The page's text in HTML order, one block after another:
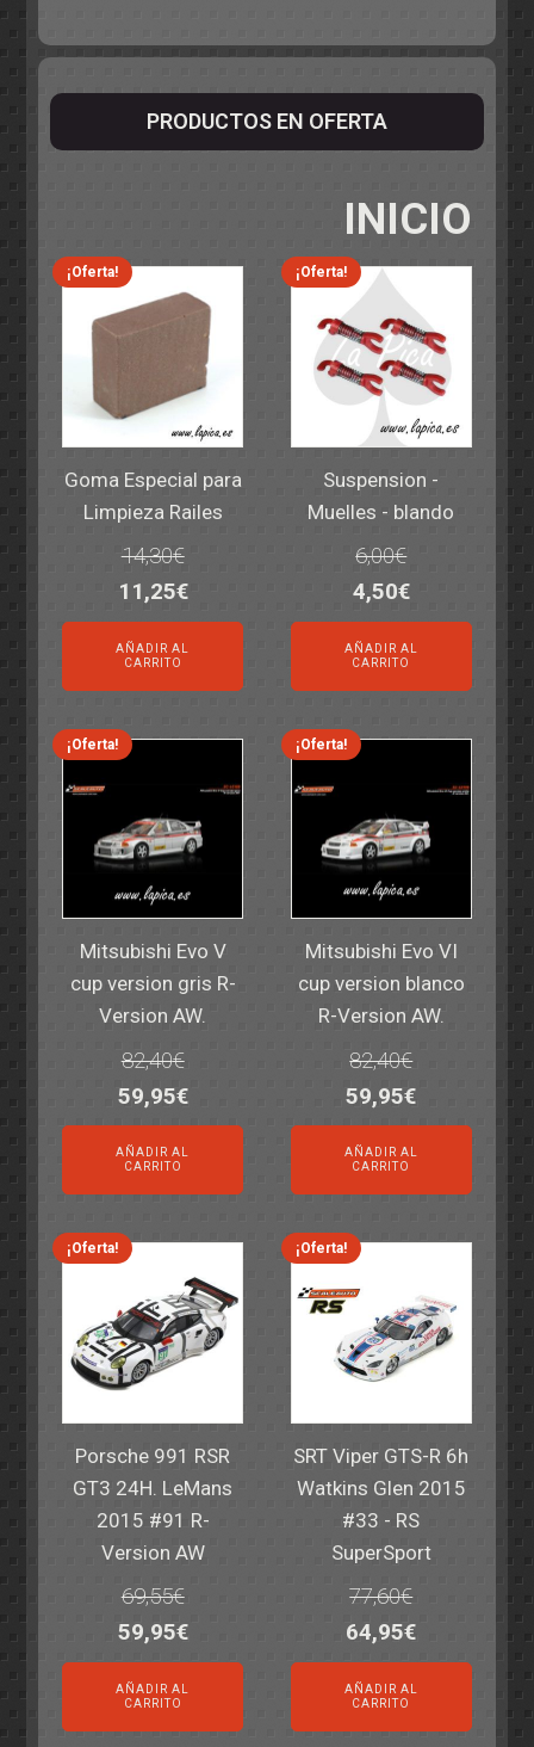
PRODUCTOS EN OFERTA
INICIO
¡Oferta!
Goma Especial para
Limpieza Railes
14,30€
El
precio
original
era:
14,30€.
11,25€El
precio
actual
es:
11,25€.
AÑADIR AL
CARRITO
¡Oferta!
Suspension -
Muelles - blando
6,00€
El
precio
original
era:
6,00€.
4,50€El
precio
actual
es:
4,50€.
AÑADIR AL
CARRITO
¡Oferta!
Mitsubishi Evo V
cup version gris R-
Version AW.
82,40€
El
precio
original
era:
82,40€.
59,95€El
precio
es:
59,95€.
AÑADIR AL
CARRITO
¡Oferta!
Mitsubishi Evo VI
cup version blanco
R-Version AW.
82,40€
El
precio
original
era:
82,40€.
59,95€El
precio
es:
59,95€.
AÑADIR AL
CARRITO
¡Oferta!
Porsche 991 RSR
GT3 24H. LeMans
2015 #91 R-
Version AW
69,55€
El
precio
original
era:
59,95€El
precio
actual
es:
AÑADIR AL
CARRITO
¡Oferta!
SRT Viper GTS-R 6h
Watkins Glen 2015
#33 - RS
SuperSport
77,60€
El
precio
original
era:
64,95€El
precio
actual
es:
AÑADIR AL
CARRITO